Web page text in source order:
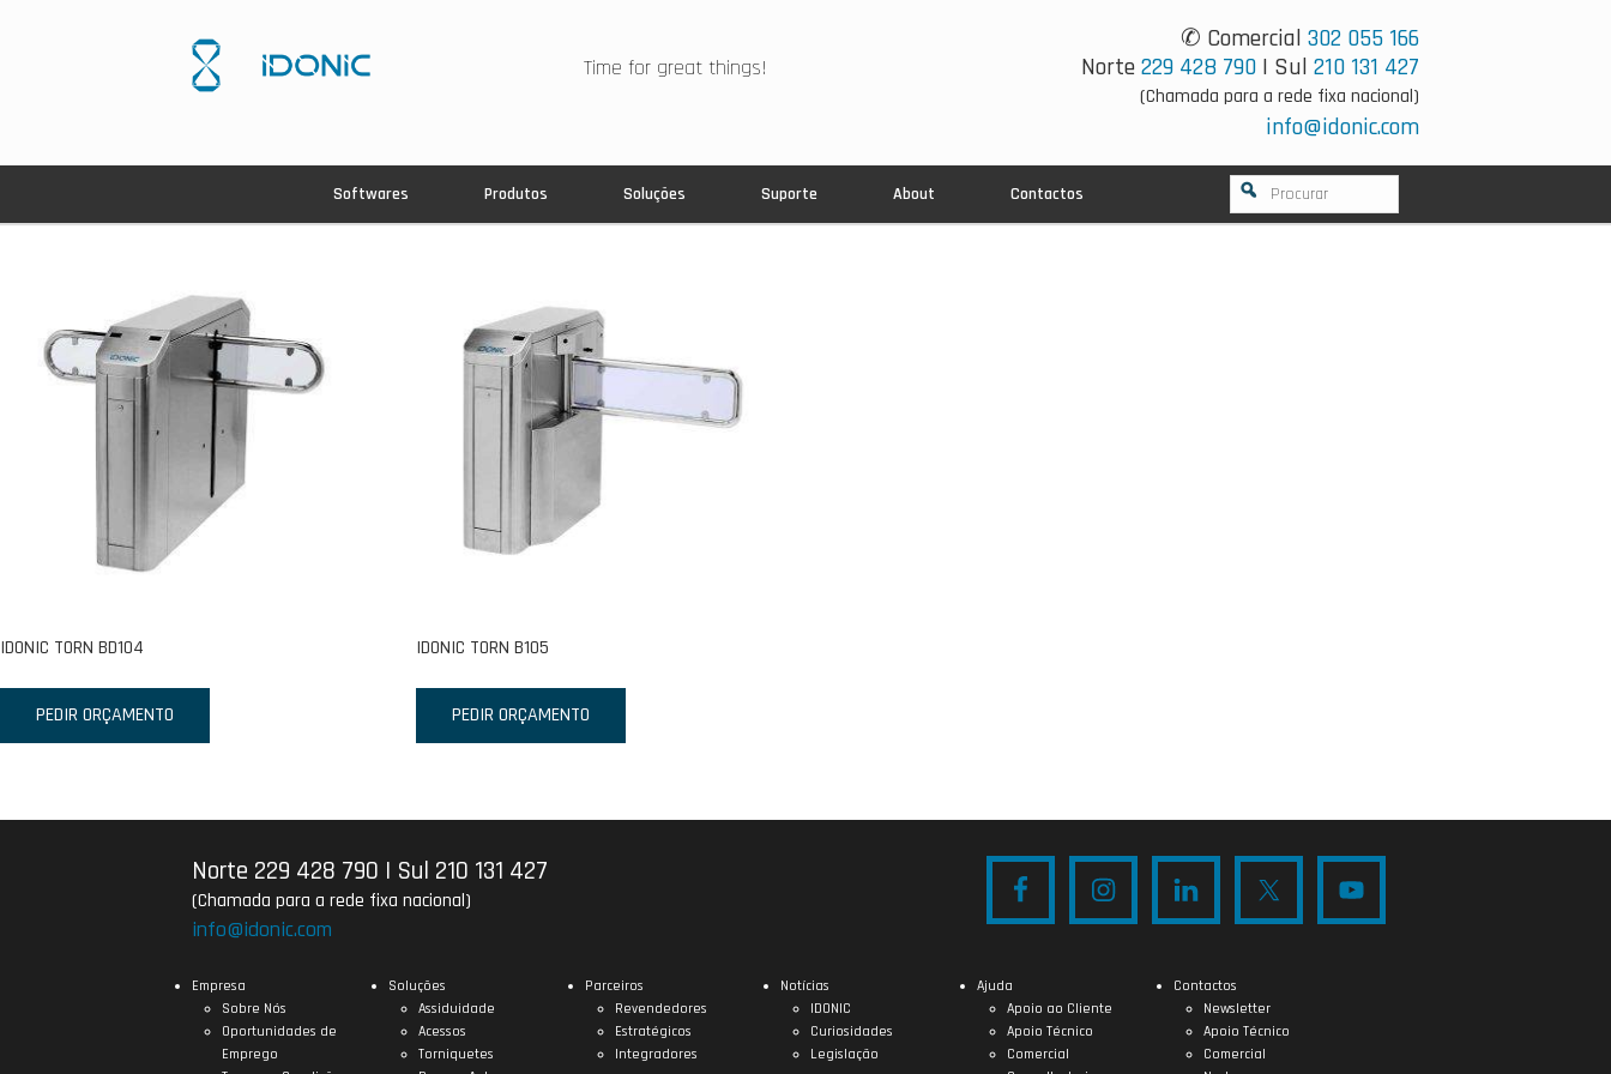
Time for great things!
✆ Comercial 302 055 166
Norte229 428 790 | Sul 210 131 427
(Chamada para a rede fixa nacional)
info@idonic.com
Softwares Produtos Soluções Suporte About Contactos
IDONIC TORN BD104
PEDIR ORÇAMENTO
IDONIC TORN B105
PEDIR ORÇAMENTO
Norte 229 428 790 | Sul 210 131 427
(Chamada para a rede fixa nacional)
info@idonic.com
Empresa
Sobre Nós
Oportunidades de
Emprego
Soluções
Assiduidade
Acessos
Torniquetes
Parceiros
Revendedores
Estratégicos
Integradores
Notícias
IDONIC
Curiosidades
Legislação
Ajuda
Apoio ao Cliente
Apoio Técnico
Comercial
Contactos
Newsletter
Apoio Técnico
Comercial